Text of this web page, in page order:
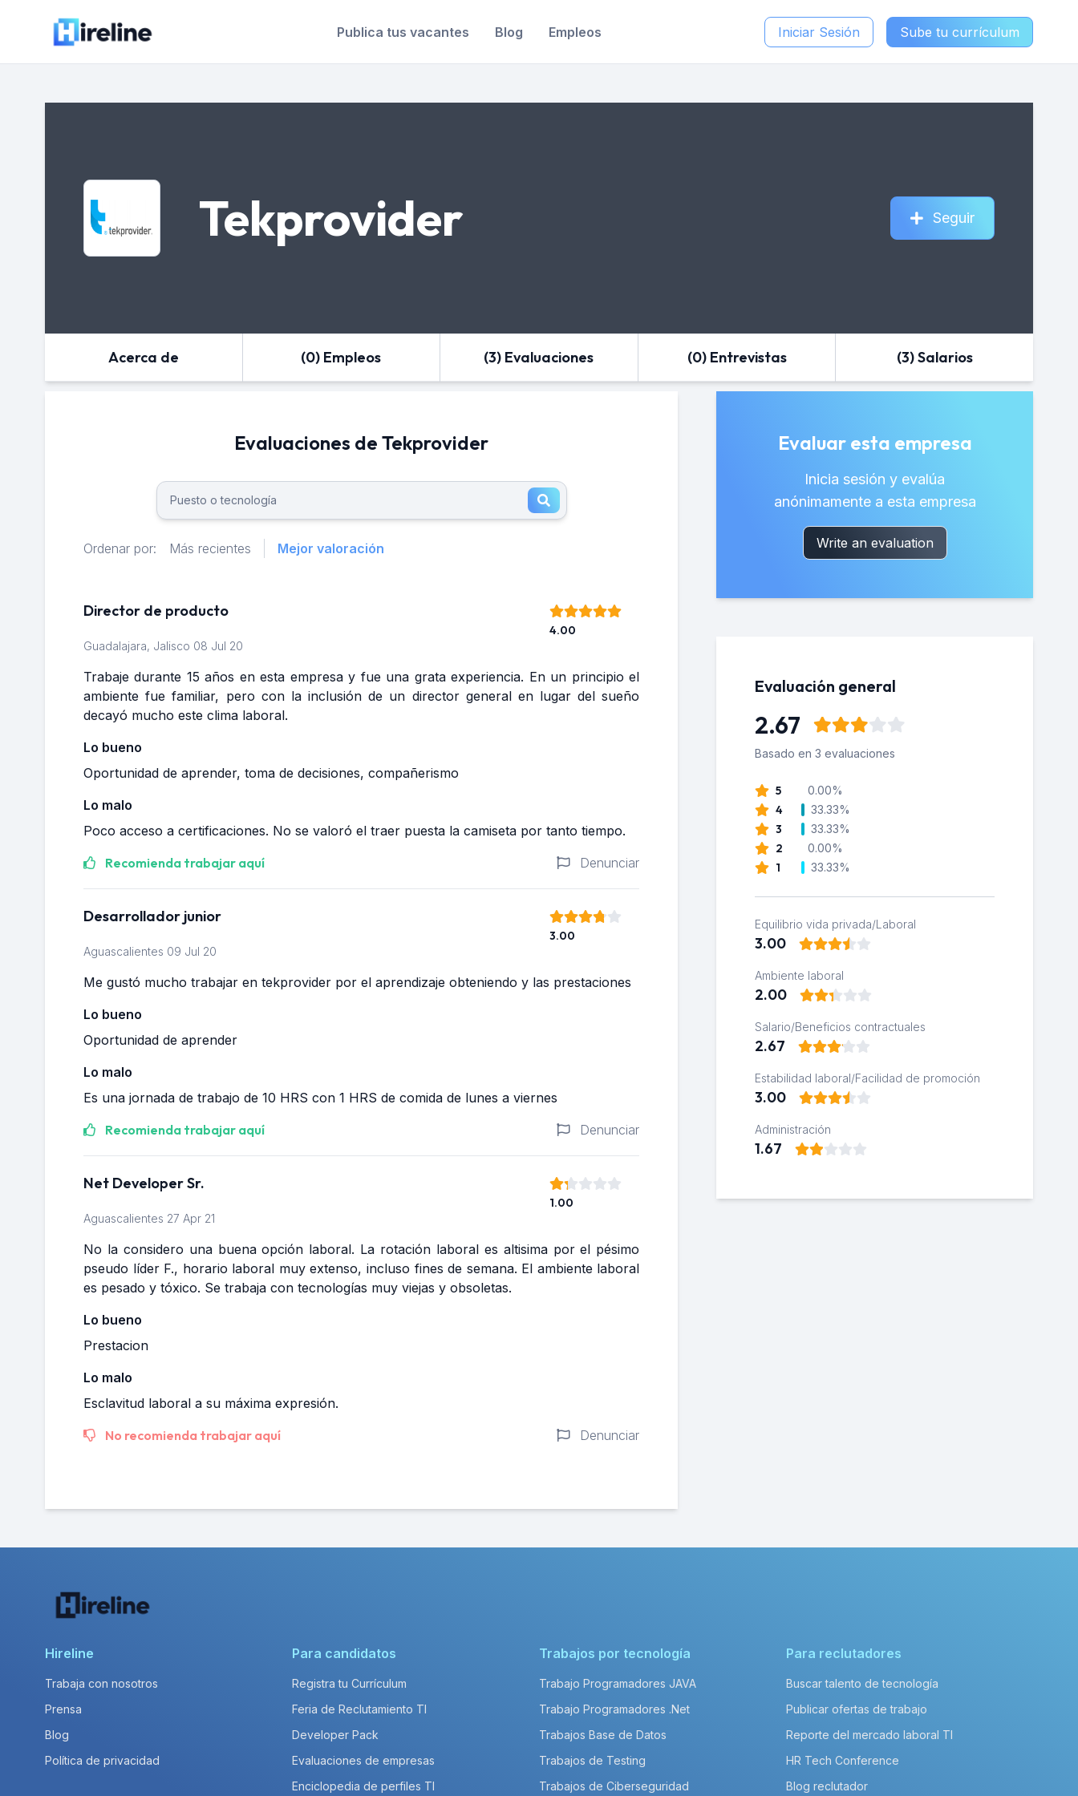
Publica tus vacantes Blog Empleos Iniciar Sesión Sube tu currículum
Tekprovider Seguir
Acerca de (0) Empleos (3) Evaluaciones (0) Entrevistas (3) Salarios
Evaluaciones de Tekprovider
Ordenar por: Más recientes Mejor valoración
Director de producto
4.00
Guadalajara, Jalisco 08 Jul 20
Trabaje durante 15 años en esta empresa y fue una grata experiencia. En un principio el
ambiente fue familiar, pero con la inclusión de un director general en lugar del sueño
decayó mucho este clima laboral.
Lo bueno
Oportunidad de aprender, toma de decisiones, compañerismo
Lo malo
Poco acceso a certificaciones. No se valoró el traer puesta la camiseta por tanto tiempo.
Recomienda trabajar aquí
Denunciar
Desarrollador junior
3.00
Aguascalientes 09 Jul 20
Me gustó mucho trabajar en tekprovider por el aprendizaje obteniendo y las prestaciones
Lo bueno
Oportunidad de aprender
Lo malo
Es una jornada de trabajo de 10 HRS con 1 HRS de comida de lunes a viernes
Recomienda trabajar aquí
Denunciar
Net Developer Sr.
1.00
Aguascalientes 27 Apr 21
No la considero una buena opción laboral. La rotación laboral es altisima por el pésimo
pseudo líder F., horario laboral muy extenso, incluso fines de semana. El ambiente laboral
es pesado y tóxico. Se trabaja con tecnologías muy viejas y obsoletas.
Lo bueno
Prestacion
Lo malo
Esclavitud laboral a su máxima expresión.
No recomienda trabajar aquí
Denunciar
Evaluar esta empresa
Inicia sesión y evalúa
anónimamente a esta empresa
Write an evaluation
Evaluación general
2.67
Basado en 3 evaluaciones
5 0.00%
4 33.33%
3 33.33%
2 0.00%
1 33.33%
Equilibrio vida privada/Laboral
3.00
Ambiente laboral
2.00
Salario/Beneficios contractuales
2.67
Estabilidad laboral/Facilidad de promoción
3.00
Administración
1.67
Hireline
Trabaja con nosotros
Prensa
Blog
Política de privacidad
Para candidatos
Registra tu Currículum
Feria de Reclutamiento TI
Developer Pack
Evaluaciones de empresas
Enciclopedia de perfiles TI
Trabajos por tecnología
Trabajo Programadores JAVA
Trabajo Programadores .Net
Trabajos Base de Datos
Trabajos de Testing
Trabajos de Ciberseguridad
Para reclutadores
Buscar talento de tecnología
Publicar ofertas de trabajo
Reporte del mercado laboral TI
HR Tech Conference
Blog reclutador